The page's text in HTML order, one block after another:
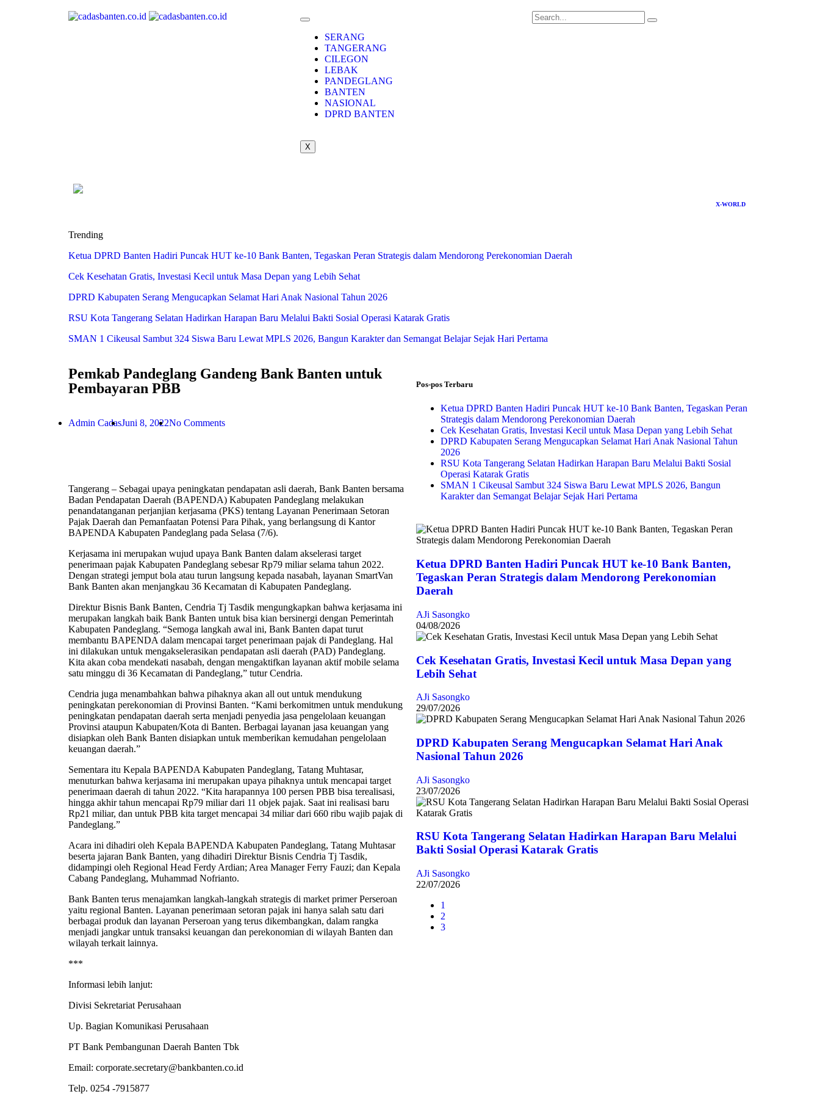
SERANG
TANGERANG
CILEGON
LEBAK
PANDEGLANG
BANTEN
NASIONAL
DPRD BANTEN
X
X-WORLD
Trending
Ketua DPRD Banten Hadiri Puncak HUT ke-10 Bank Banten, Tegaskan Peran Strategis dalam Mendorong Perekonomian Daerah
Cek Kesehatan Gratis, Investasi Kecil untuk Masa Depan yang Lebih Sehat
DPRD Kabupaten Serang Mengucapkan Selamat Hari Anak Nasional Tahun 2026
RSU Kota Tangerang Selatan Hadirkan Harapan Baru Melalui Bakti Sosial Operasi Katarak Gratis
SMAN 1 Cikeusal Sambut 324 Siswa Baru Lewat MPLS 2026, Bangun Karakter dan Semangat Belajar Sejak Hari Pertama
Pemkab Pandeglang Gandeng Bank Banten untuk
Pembayaran PBB
Admin CadasJuni 8, 2022No Comments
Tangerang – Sebagai upaya peningkatan pendapatan asli daerah, Bank Banten bersama
Badan Pendapatan Daerah (BAPENDA) Kabupaten Pandeglang melakukan
penandatanganan perjanjian kerjasama (PKS) tentang Layanan Penerimaan Setoran
Pajak Daerah dan Pemanfaatan Potensi Para Pihak, yang berlangsung di Kantor
BAPENDA Kabupaten Pandeglang pada Selasa (7/6).
Kerjasama ini merupakan wujud upaya Bank Banten dalam akselerasi target
penerimaan pajak Kabupaten Pandeglang sebesar Rp79 miliar selama tahun 2022.
Dengan strategi jemput bola atau turun langsung kepada nasabah, layanan SmartVan
Bank Banten akan menjangkau 36 Kecamatan di Kabupaten Pandeglang.
Direktur Bisnis Bank Banten, Cendria Tj Tasdik mengungkapkan bahwa kerjasama ini
merupakan langkah baik Bank Banten untuk bisa kian bersinergi dengan Pemerintah
Kabupaten Pandeglang. “Semoga langkah awal ini, Bank Banten dapat turut
membantu BAPENDA dalam mencapai target penerimaan pajak di Pandeglang. Hal
ini dilakukan untuk mengakselerasikan pendapatan asli daerah (PAD) Pandeglang.
Kita akan coba mendekati nasabah, dengan mengaktifkan layanan aktif mobile selama
satu minggu di 36 Kecamatan di Pandeglang,” tutur Cendria.
Cendria juga menambahkan bahwa pihaknya akan all out untuk mendukung
peningkatan perekonomian di Provinsi Banten. “Kami berkomitmen untuk mendukung
peningkatan pendapatan daerah serta menjadi penyedia jasa pengelolaan keuangan
Provinsi ataupun Kabupaten/Kota di Banten. Berbagai layanan jasa keuangan yang
disiapkan oleh Bank Banten disiapkan untuk memberikan kemudahan pengelolaan
keuangan daerah.”
Sementara itu Kepala BAPENDA Kabupaten Pandeglang, Tatang Muhtasar,
menuturkan bahwa kerjasama ini merupakan upaya pihaknya untuk mencapai target
penerimaan daerah di tahun 2022. “Kita harapannya 100 persen PBB bisa terealisasi,
hingga akhir tahun mencapai Rp79 miliar dari 11 objek pajak. Saat ini realisasi baru
Rp21 miliar, dan untuk PBB kita target mencapai 34 miliar dari 660 ribu wajib pajak di
Pandeglang.”
Acara ini dihadiri oleh Kepala BAPENDA Kabupaten Pandeglang, Tatang Muhtasar
beserta jajaran Bank Banten, yang dihadiri Direktur Bisnis Cendria Tj Tasdik,
didampingi oleh Regional Head Ferdy Ardian; Area Manager Ferry Fauzi; dan Kepala
Cabang Pandeglang, Muhammad Nofrianto.
Bank Banten terus menajamkan langkah-langkah strategis di market primer Perseroan
yaitu regional Banten. Layanan penerimaan setoran pajak ini hanya salah satu dari
berbagai produk dan layanan Perseroan yang terus dikembangkan, dalam rangka
menjadi jangkar untuk transaksi keuangan dan perekonomian di wilayah Banten dan
wilayah terkait lainnya.
***
Informasi lebih lanjut:
Divisi Sekretariat Perusahaan
Up. Bagian Komunikasi Perusahaan
PT Bank Pembangunan Daerah Banten Tbk
Email: corporate.secretary@bankbanten.co.id
Telp. 0254 -7915877
Pos-pos Terbaru
Ketua DPRD Banten Hadiri Puncak HUT ke-10 Bank Banten, Tegaskan Peran
Strategis dalam Mendorong Perekonomian Daerah
Cek Kesehatan Gratis, Investasi Kecil untuk Masa Depan yang Lebih Sehat
DPRD Kabupaten Serang Mengucapkan Selamat Hari Anak Nasional Tahun
2026
RSU Kota Tangerang Selatan Hadirkan Harapan Baru Melalui Bakti Sosial
Operasi Katarak Gratis
SMAN 1 Cikeusal Sambut 324 Siswa Baru Lewat MPLS 2026, Bangun
Karakter dan Semangat Belajar Sejak Hari Pertama
Ketua DPRD Banten Hadiri Puncak HUT ke-10 Bank Banten,
Tegaskan Peran Strategis dalam Mendorong Perekonomian
Daerah
AJi Sasongko
04/08/2026
Cek Kesehatan Gratis, Investasi Kecil untuk Masa Depan yang
Lebih Sehat
AJi Sasongko
29/07/2026
DPRD Kabupaten Serang Mengucapkan Selamat Hari Anak
Nasional Tahun 2026
AJi Sasongko
23/07/2026
RSU Kota Tangerang Selatan Hadirkan Harapan Baru Melalui
Bakti Sosial Operasi Katarak Gratis
AJi Sasongko
22/07/2026
1
2
3